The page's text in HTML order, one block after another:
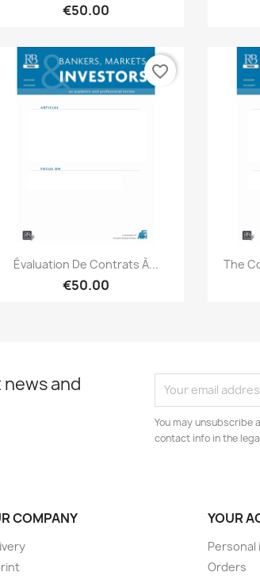
€50.00
Quick view
Évaluation De Contrats À...
€50.00
favorite_border
The
and
You may unsubscribe
contact info in the
COMPANY YOUR
Personal
Orders